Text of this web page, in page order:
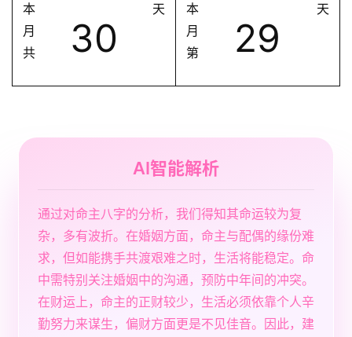
本
月
共
30
天
本
月
第
29
天
AI智能解析
通过对命主八字的分析，我们得知其命运较为复
杂，多有波折。在婚姻方面，命主与配偶的缘份难
求，但如能携手共渡艰难之时，生活将能稳定。命
中需特别关注婚姻中的沟通，预防中年间的冲突。
在财运上，命主的正财较少，生活必须依靠个人辛
勤努力来谋生，偏财方面更是不见佳音。因此，建